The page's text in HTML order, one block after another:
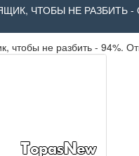
ЧТОБЫ НЕ РАЗБИТЬ
чтобы не разбить - 94%.